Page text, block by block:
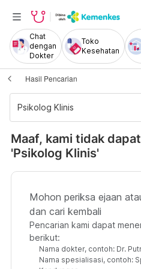
Chat
dengan
Dokter
Toko
Kesehatan
Hasil Pencarian
Maaf, kami tidak
'Psikolog Klinis'
Mohon periksa ejaan
dan cari kembali
Pencarian kami dapat
berikut:
Nama dokter, contoh: Dr.
Nama spesialisasi, contoh: